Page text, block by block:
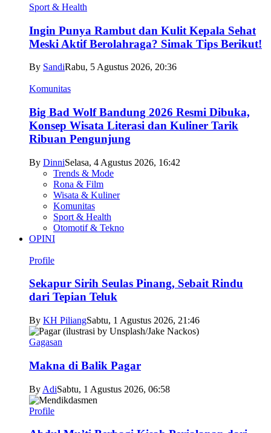
Sport & Health
Ingin Punya Rambut dan Kulit Kepala Sehat
Meski Aktif Berolahraga? Simak Tips Berikut!
By SandiRabu, 5 Agustus 2026, 20:36
Komunitas
Big Bad Wolf Bandung 2026 Resmi Dibuka,
Konsep Wisata Literasi dan Kuliner Tarik
Ribuan Pengunjung
By DinniSelasa, 4 Agustus 2026, 16:42
Trends & Mode
Rona & Film
Wisata & Kuliner
Komunitas
Sport & Health
Otomotif & Tekno
OPINI
Profile
Sekapur Sirih Seulas Pinang, Sebait Rindu
dari Tepian Teluk
By KH PiliangSabtu, 1 Agustus 2026, 21:46
Gagasan
Makna di Balik Pagar
By AdiSabtu, 1 Agustus 2026, 06:58
Profile